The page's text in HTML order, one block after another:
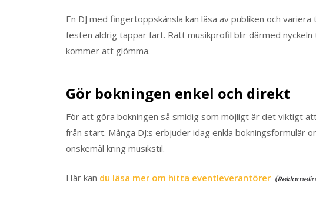
En DJ med fingertoppskänsla kan läsa av publiken och
festen aldrig tappar fart. Rätt musikprofil blir därmed
kommer att glömma.
Gör bokningen enkel och direkt
För att göra bokningen så smidig som möjligt är det viktigt
från start. Många DJ:s erbjuder idag enkla bokningsformulär
önskemål kring musikstil.
Här kan du läsa mer om hitta eventleverantörer